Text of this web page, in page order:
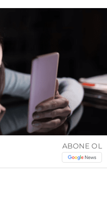
ABONE OL